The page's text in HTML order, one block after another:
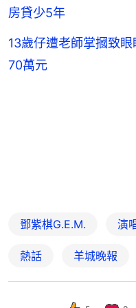
房貸少5年
13歲仔遭老師掌摑致
70萬元
鄧紫棋G.E.M. 演
熱話 羊城晚報